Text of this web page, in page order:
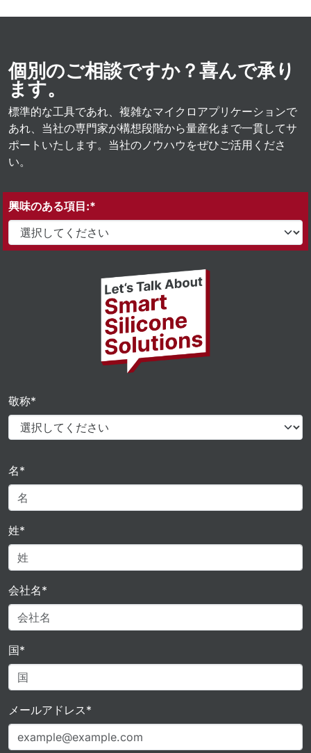
個別のご相談ですか？喜んで承り
ます。
標準的な工具であれ、複雑なマイクロアプリケーションで
あれ、当社の専門家が構想段階から量産化まで一貫してサ
ポートいたします。当社のノウハウをぜひご活用くださ
い。
興味のある項目:*
敬称*
名*
姓*
会社名*
国*
メールアドレス*